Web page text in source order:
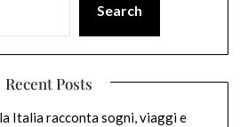
Search
Recent Posts
Italia racconta sogni, viaggi e